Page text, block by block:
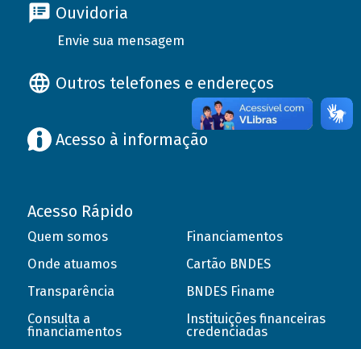
Ouvidoria
Envie sua mensagem
Outros telefones e endereços
Acesso à informação
Acesso Rápido
Quem somos
Onde atuamos
Transparência
Consulta a
financiamentos
Financiamentos
Cartão BNDES
BNDES Finame
Instituições financeiras
credenciadas